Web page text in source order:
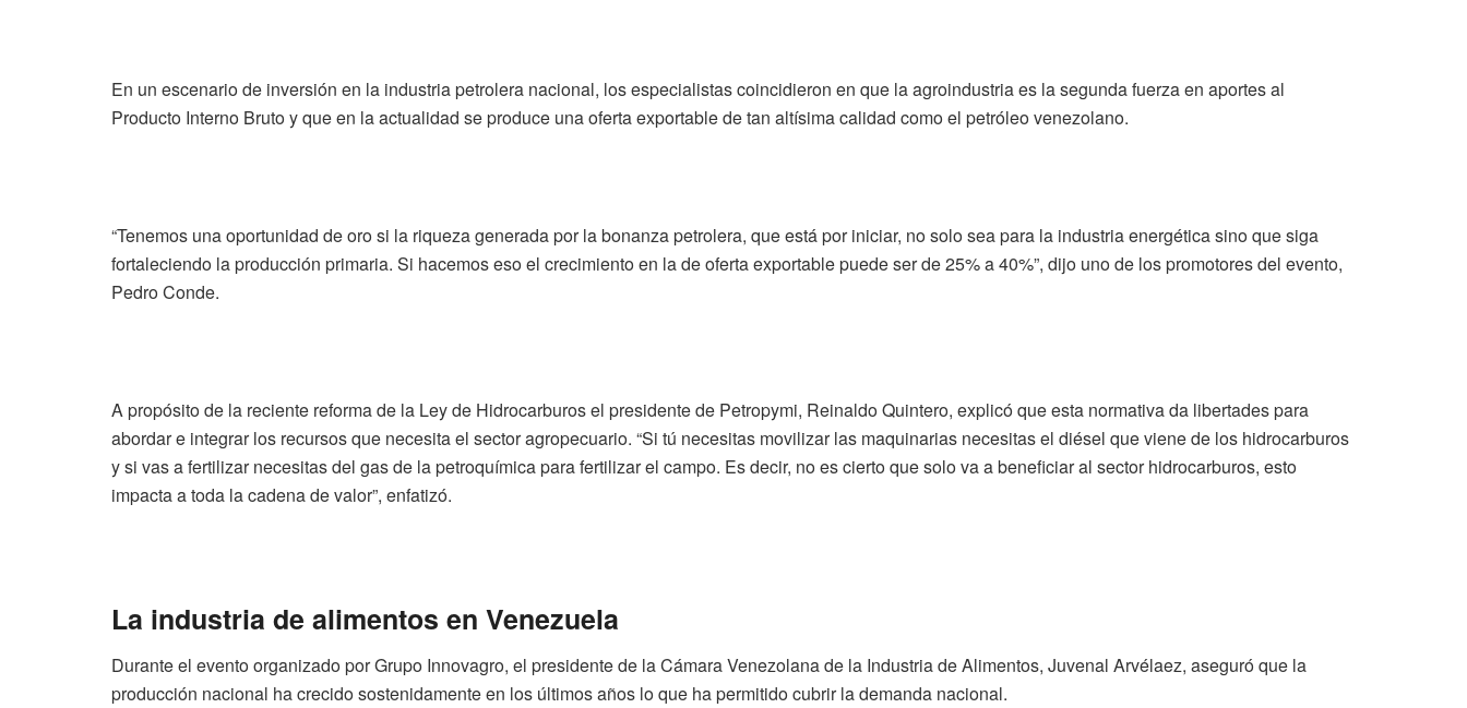
En un escenario de inversión en la industria petrolera nacional, los especialistas coincidieron en que la agroindustria es la segunda fuerza en aportes al
Producto Interno Bruto y que en la actualidad se produce una oferta exportable de tan altísima calidad como el petróleo venezolano.
“Tenemos una oportunidad de oro si la riqueza generada por la bonanza petrolera, que está por iniciar, no solo sea para la industria energética sino que siga
fortaleciendo la producción primaria. Si hacemos eso el crecimiento en la de oferta exportable puede ser de 25% a 40%”, dijo uno de los promotores del evento,
Pedro Conde.
A propósito de la reciente reforma de la Ley de Hidrocarburos el presidente de Petropymi, Reinaldo Quintero, explicó que esta normativa da libertades para
abordar e integrar los recursos que necesita el sector agropecuario. “Si tú necesitas movilizar las maquinarias necesitas el diésel que viene de los hidrocarburos
y si vas a fertilizar necesitas del gas de la petroquímica para fertilizar el campo. Es decir, no es cierto que solo va a beneficiar al sector hidrocarburos, esto
impacta a toda la cadena de valor”, enfatizó.
La industria de alimentos en Venezuela
Durante el evento organizado por Grupo Innovagro, el presidente de la Cámara Venezolana de la Industria de Alimentos, Juvenal Arvélaez, aseguró que la
producción nacional ha crecido sostenidamente en los últimos años lo que ha permitido cubrir la demanda nacional.